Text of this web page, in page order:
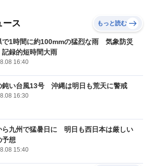
ース もっと読む
で1時間に約100mmの猛烈な雨 気象防災
記録的短時間大雨
16:40
鈍い台風13号 沖縄は明日も荒天に警戒
16:30
ら九州で猛暑日に 明日も西日本は厳しい
予想
15:40